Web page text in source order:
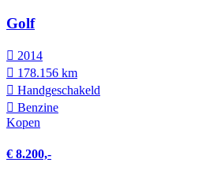
Golf
2014
178.156 km
Hand­geschakeld
Benzine
Kopen
€ 8.200,-